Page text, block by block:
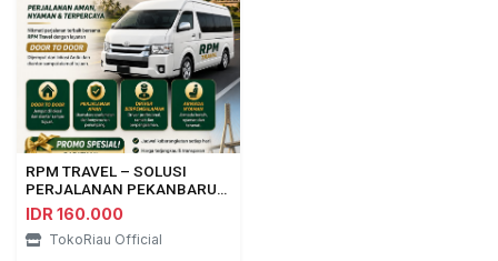
RPM TRAVEL – SOLUSI
PERJALANAN PEKANBARU
⇄ DUMAI
IDR 160.000
TokoRiau Official